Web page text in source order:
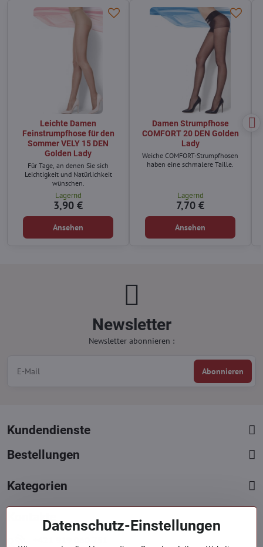
Leichte Damen
Feinstrumpfhose für den
Sommer VELY 15 DEN
Golden Lady
Für Tage, an denen Sie sich
Leichtigkeit und Natürlichkeit
wünschen.
Lagernd
3,90 €
Ansehen
Damen Strumpfhose
COMFORT 20 DEN Golden
Lady
Weiche COMFORT-Strumpfhosen
haben eine schmalere Taille.
Lagernd
7,70 €
Ansehen
Newsletter
Newsletter abonnieren :
Abonnieren
Kundendienste
Bestellungen
Kategorien
KontakteDatenschutz-Einstellungen